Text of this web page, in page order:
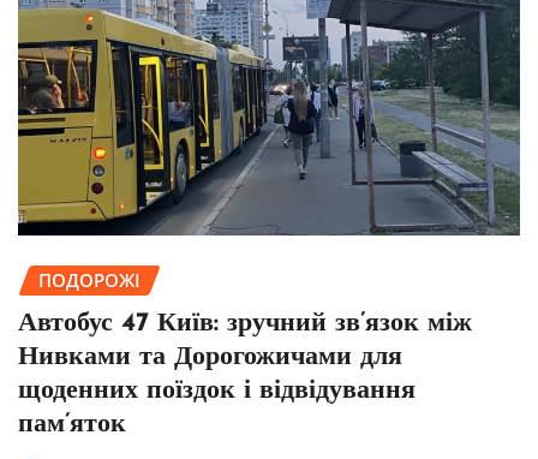
ПОДОРОЖІ
Автобус 47 Київ: зручний зв’язок між
Нивками та Дорогожичами для
щоденних поїздок і відвідування
пам’яток